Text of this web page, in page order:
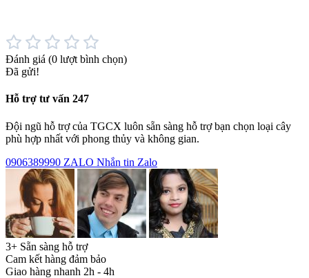
Đánh giá (0 lượt bình chọn)
Đã gửi!
Hỗ trợ tư vấn 247
Đội ngũ hỗ trợ của TGCX luôn sẵn sàng hỗ trợ bạn chọn loại cây
phù hợp nhất với phong thủy và không gian.
0906389990 ZALO Nhắn tin Zalo
3+ Sẵn sàng hỗ trợ
Cam kết hàng đảm bảo
Giao hàng nhanh 2h - 4h